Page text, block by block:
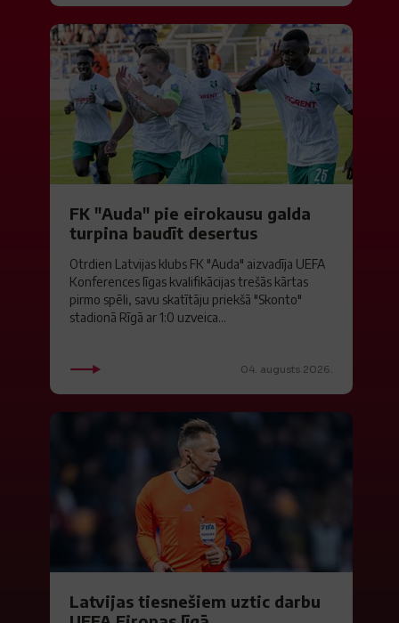
FK "Auda" pie eirokausu galda
turpina baudīt desertus
Otrdien Latvijas klubs FK "Auda" aizvadīja UEFA
Konferences līgas kvalifikācijas trešās kārtas
pirmo spēli, savu skatītāju priekšā "Skonto"
stadionā Rīgā ar 1:0 uzveica...
04. augusts 2026.
Latvijas tiesnešiem uztic darbu